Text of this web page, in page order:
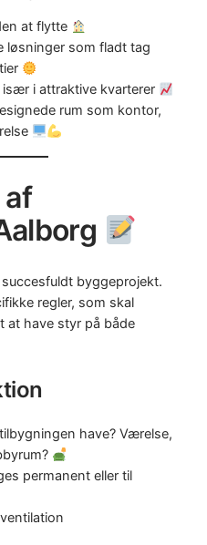
at flytte
løsninger som fladt tag
i attraktive kvarterer
rum som kontor,
byggeprojekt.
regler, som skal
at have styr på både
have? Værelse,
permanent eller til